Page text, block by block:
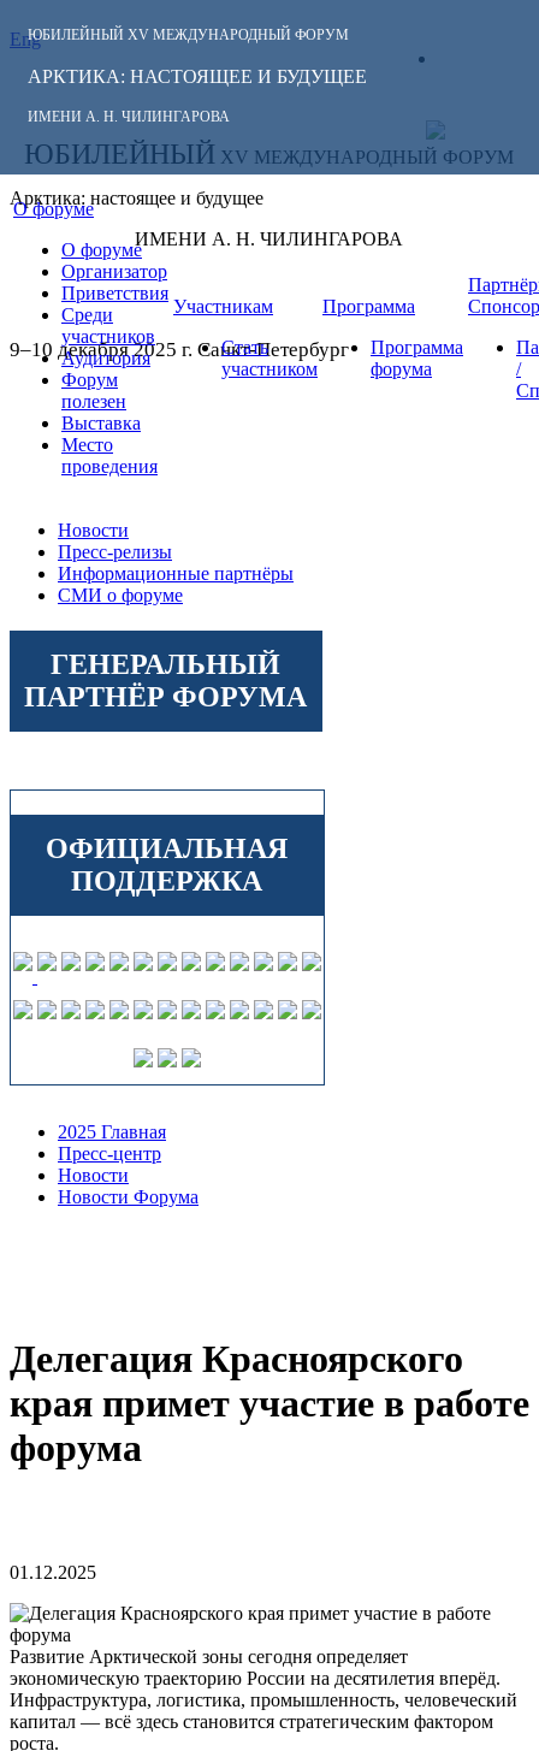
ЮБИЛЕЙНЫЙ XV МЕЖДУНАРОДНЫЙ ФОРУМ
АРКТИКА: НАСТОЯЩЕЕ И БУДУЩЕЕ
ИМЕНИ А. Н. ЧИЛИНГАРОВА
Eng
СЛЕДИТЕ ЗА
НОВОСТЯМИ
ФОРУМА:
ЮБИЛЕЙНЫЙ XV МЕЖДУНАРОДНЫЙ ФОРУМ
Арктика: настоящее и будущее
ИМЕНИ А. Н. ЧИЛИНГАРОВА
9–10 декабря 2025 г. Санкт-Петербург
О форуме
О форуме
Организатор
Приветствия
Среди
участников
Аудитория
Форум
полезен
Выставка
Место
проведения
Участникам
Стать
участником
Программа
Программа
форума
/
Новости
Пресс-релизы
Информационные партнёры
СМИ о форуме
ГЕНЕРАЛЬНЫЙ
ПАРТНЁР ФОРУМА
ОФИЦИАЛЬНАЯ
ПОДДЕРЖКА
2025 Главная
Пресс-центр
Новости
Новости Форума
Делегация Красноярского
края примет участие в работе
форума
01.12.2025
Развитие Арктической зоны сегодня определяет
экономическую траекторию России на десятилетия вперёд.
Инфраструктура, логистика, промышленность, человеческий
капитал — всё здесь становится стратегическим фактором
роста.